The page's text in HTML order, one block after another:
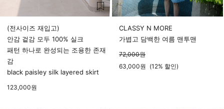
(전사이즈 재입고)
안감 겉감 모두 100% 실크
패턴 하나로 완성되는 조용한 존재
감
black paisley silk layered skirt
123,000원
CLASSY N MORE
가볍고 담백한 여름 맨투맨
72,000원
63,000원 (12% 할인)